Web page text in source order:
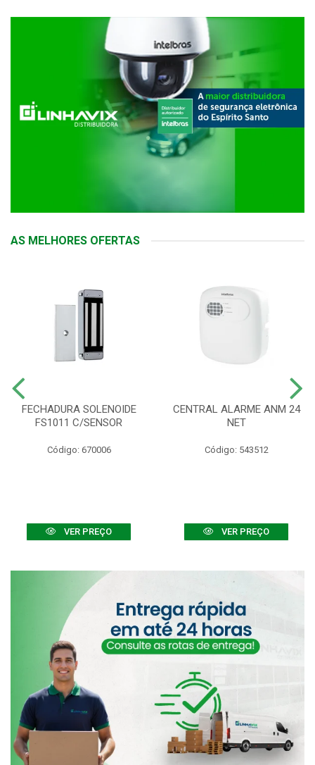
AS MELHORES OFERTAS
FECHADURA SOLENOIDE
FS1011 C/SENSOR
Código: 670006
VER PREÇO
CENTRAL ALARME ANM 24
NET
Código: 543512
VER PREÇO